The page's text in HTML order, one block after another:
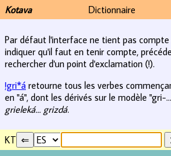
Kotava Dictionnaire
Par défaut l'interface ne tient pas compte
indiquer qu'il faut en tenir compte,
rechercher d'un point d'exclamation (!).
!gri*á retourne tous les verbes
en "á", dont les dérivés sur le modèle "gri-
grieleká... grizdá.
KT